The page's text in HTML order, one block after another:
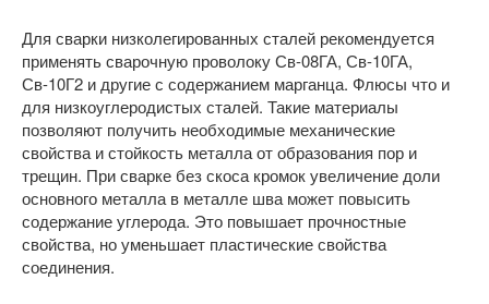
Для сварки низколегированных сталей рекомендуется
применять сварочную проволоку Св-08ГА, Св-10ГА,
Св-10Г2 и другие с содержанием марганца. Флюсы что и
для низкоуглеродистых сталей. Такие материалы
позволяют получить необходимые механические
свойства и стойкость металла от образования пор и
трещин. При сварке без скоса кромок увеличение доли
основного металла в металле шва может повысить
содержание углерода. Это повышает прочностные
свойства, но уменьшает пластические свойства
соединения.